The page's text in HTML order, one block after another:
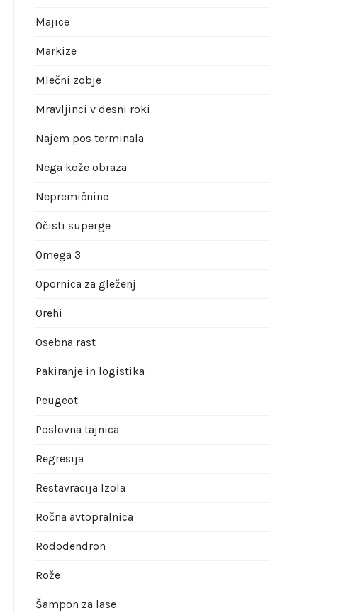
Majice
Markize
Mlečni zobje
Mravljinci v desni roki
Najem pos terminala
Nega kože obraza
Nepremičnine
Očisti superge
Omega 3
Opornica za gleženj
Orehi
Osebna rast
Pakiranje in logistika
Peugeot
Poslovna tajnica
Regresija
Restavracija Izola
Ročna avtopralnica
Rododendron
Rože
Šampon za lase